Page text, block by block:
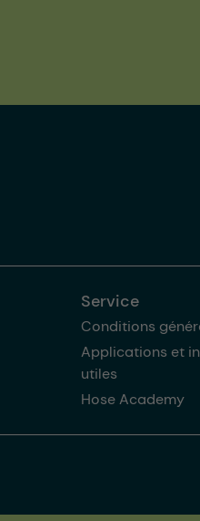
Service
Conditions
Applications et
utiles
Hose Academy